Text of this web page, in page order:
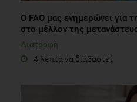
Ο FAO μας ενημερώνει για
στο μέλλον της
Διατροφή
4 λεπτά να διαβαστεί